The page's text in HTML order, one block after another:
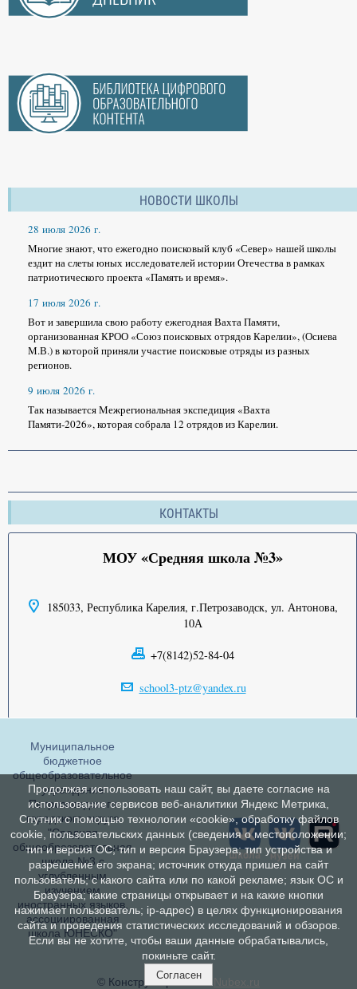
НОВОСТИ ШКОЛЫ
28 июля 2026 г.
Многие знают, что ежегодно поисковый клуб «Север» нашей школы
ездит на слеты юных исследователей истории Отечества в рамках
патриотического проекта «Память и время».
17 июля 2026 г.
Вот и завершила свою работу ежегодная Вахта Памяти,
организованная КРОО «Союз поисковых отрядов Карелии», (Осиева
М.В.) в которой приняли участие поисковые отряды из разных
регионов.
9 июля 2026 г.
Так называется Межрегиональная экспедиция «Вахта
Памяти-2026», которая собрала 12 отрядов из Карелии.
КОНТАКТЫ
МОУ «Средняя школа №3»
185033, Республика Карелия, г.Петрозаводск, ул. Антонова,
10А
+7(8142)52-84-04
school3-ptz@yandex.ru
Муниципальное
бюджетное
общеобразовательное
учреждение
Петрозаводского
городского округа
"Средняя
общеобразовательная
школа №3 с
углубленным
изучением
иностранных языков,
ассоциированная
школа ЮНЕСКО"
© Конструктор сайтов Nubex.ru
Продолжая использовать наш сайт, вы даете согласие на
использование сервисов веб-аналитики Яндекс Метрика,
Спутник с помощью технологии «cookie», обработку файлов
cookie, пользовательских данных (сведения о местоположении;
тип и версия ОС; тип и версия Браузера; тип устройства и
разрешение его экрана; источник откуда пришел на сайт
пользователь; с какого сайта или по какой рекламе; язык ОС и
Браузера; какие страницы открывает и на какие кнопки
нажимает пользователь; ip-адрес) в целях функционирования
сайта и проведения статистических исследований и обзоров.
Если вы не хотите, чтобы ваши данные обрабатывались,
покиньте сайт.
Согласен